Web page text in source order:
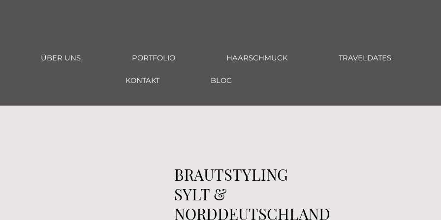
ÜBER UNS PORTFOLIO HAARSCHMUCK TRAVELDATES
KONTAKT BLOG
BRAUTSTYLING
SYLT &
NORDDEUTSCHLAND